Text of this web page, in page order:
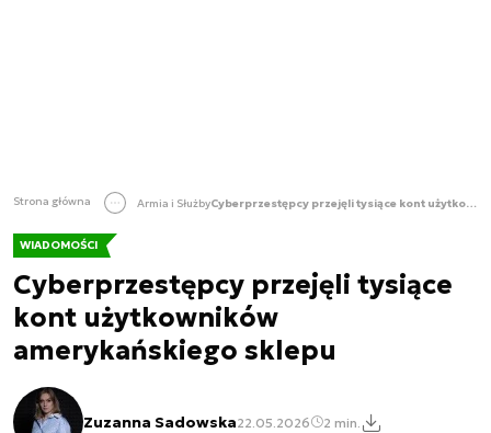
Strona główna Armia i Służby Cyberprzestępcy przejęli tysiące kont użytkowników amerykańskiego sklepu
WIADOMOŚCI
Cyberprzestępcy przejęli tysiące
kont użytkowników
amerykańskiego sklepu
Zuzanna Sadowska22.05.2026 2 min.